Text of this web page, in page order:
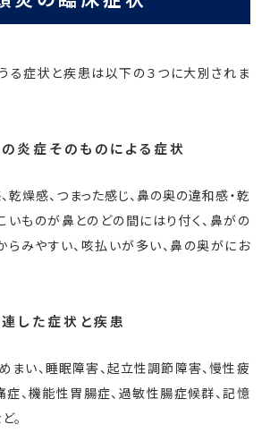
る症状と疾患は以下の３つに大別されま
炎症そのものによる症状
乾燥感、つまった感じ、鼻の奥の違和感・乾
いものが鼻とのどの間にはり付く、鼻がの
らみやすい、咳払いが多い、鼻の奥がにお
した症状と疾患
まい、睡眠障害、起立性調節障害、慢性疲
、機能性胃腸症、過敏性腸症候群、記憶
。